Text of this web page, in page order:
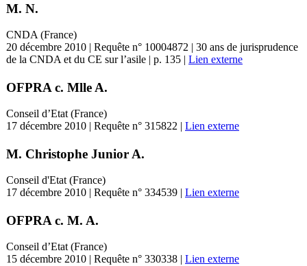
M. N.
CNDA (France)
20 décembre 2010 | Requête n° 10004872 | 30 ans de jurisprudence
de la CNDA et du CE sur l’asile | p. 135 | Lien externe
OFPRA c. Mlle A.
Conseil d’Etat (France)
17 décembre 2010 | Requête n° 315822 | Lien externe
M. Christophe Junior A.
Conseil d'Etat (France)
17 décembre 2010 | Requête n° 334539 | Lien externe
OFPRA c. M. A.
Conseil d’Etat (France)
15 décembre 2010 | Requête n° 330338 | Lien externe